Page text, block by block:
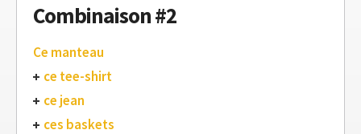
Combinaison #2
Ce manteau
ce tee-shirt
ce jean
ces baskets